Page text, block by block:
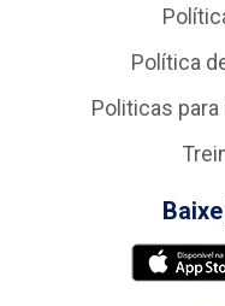
Política
Politicas